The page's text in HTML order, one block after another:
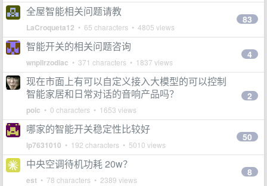
全屋智能相关问题请教
LaCroqueta12 • 65 characters • 4805 views
83
智能开关的相关问题咨询
wnpllrzodiac • 371 characters • 1837 views
4
现在市面上有可以自定义接入大模型的可以控制
智能家居和日常对话的音响产品吗？
poic • 0 characters • 1653 views
2
哪家的智能开关稳定性比较好
lp7631010 • 192 characters • 5010 views
50
中央空调待机功耗 20w？
est • 78 characters • 2389 views
8